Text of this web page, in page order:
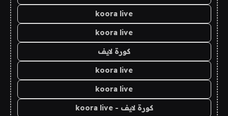
koora live
koora live
كورة لايف
koora live
koora live
كورة لايف - koora live